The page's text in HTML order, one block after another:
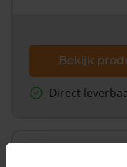
Bekijk
Direct